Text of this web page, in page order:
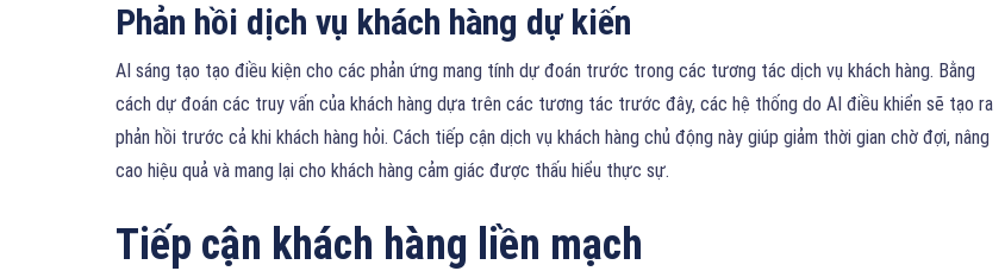
Phản hồi dịch vụ khách hàng dự kiến
AI sáng tạo tạo điều kiện cho các phản ứng mang tính dự đoán trước trong các tương tác dịch vụ khách hàng. Bằng
cách dự đoán các truy vấn của khách hàng dựa trên các tương tác trước đây, các hệ thống do AI điều khiển sẽ tạo ra
phản hồi trước cả khi khách hàng hỏi. Cách tiếp cận dịch vụ khách hàng chủ động này giúp giảm thời gian chờ đợi, nâng
cao hiệu quả và mang lại cho khách hàng cảm giác được thấu hiểu thực sự.
Tiếp cận khách hàng liền mạch